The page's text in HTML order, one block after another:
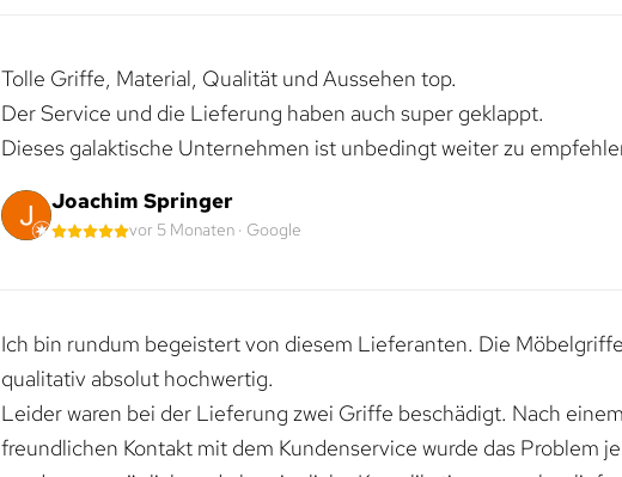
Tolle Griffe, Material, Qualität und Aussehen top.
Der Service und die Lieferung haben auch super geklappt.
Dieses galaktische Unternehmen ist unbedingt weiter zu
Joachim Springer
vor 5 Monaten · Google
Ich bin rundum begeistert von diesem Lieferanten. Die
qualitativ absolut hochwertig.
Leider waren bei der Lieferung zwei Griffe beschädigt. Nach
freundlichen Kontakt mit dem Kundenservice wurde das Problem